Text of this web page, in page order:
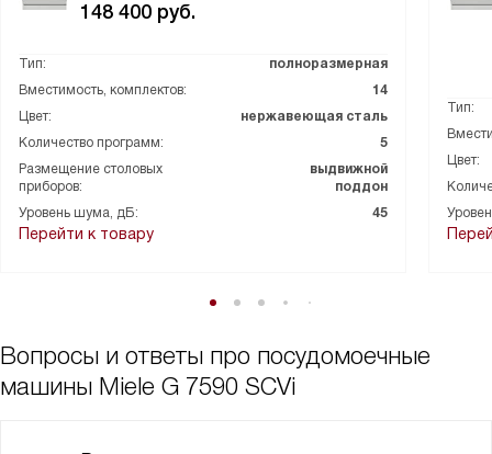
148 400 руб.
Тип:
полноразмерная
Вместимость, комплектов:
14
Цвет:
нержавеющая сталь
Количество программ:
5
Размещение столовых
приборов:
выдвижной
поддон
Уровень шума, дБ:
45
Перейти к товару
Тип:
Цвет:
Вопросы и ответы про посудомоечные
машины Miele G 7590 SCVi